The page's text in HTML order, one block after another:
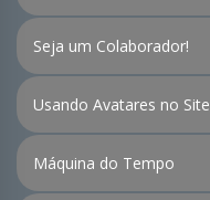
Seja um Colaborador!
Usando Avatares no Site
Máquina do Tempo